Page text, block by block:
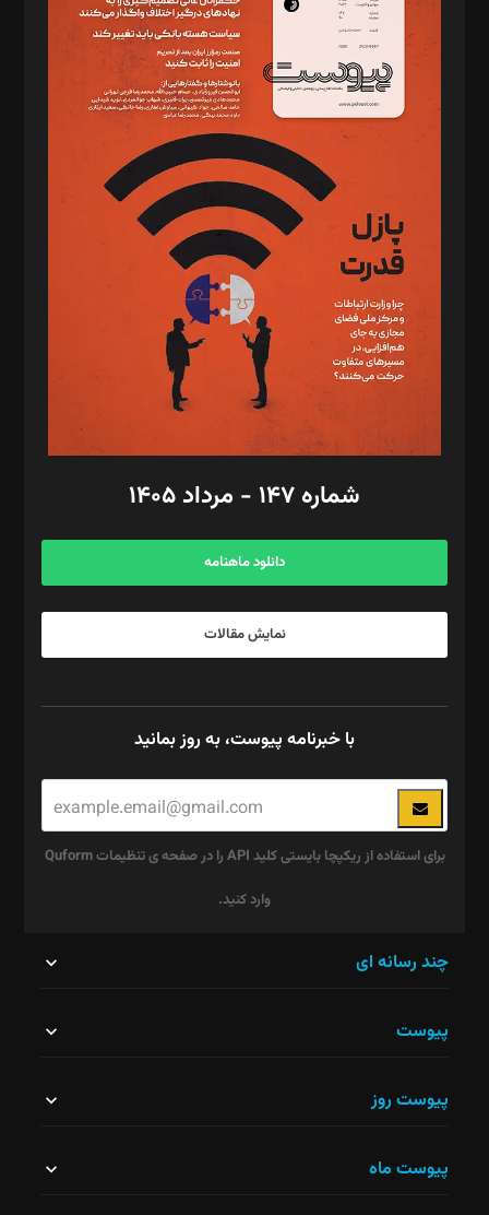
دبیر تحریریه: میثم قاسمی
د‌بیر ناداستان: سمانه سمیع
د‌بیر خدمت و تجارت: ابوالفضل رجبی
د‌بیر حقوق فناوری: حسام‌الدین ایپکچی
د‌بیر پیوست جهان: مینا پاکدل
د‌بیر تحریریه آنلاین: بابک نقاش
تحریریه‌: مجتبی محمود‌ی، آرش برهمند، یسنا امان‌پور، سروش کرمیان،
مصطفی مسجدی آرانی، ابوالفضل رجبی، زهرا فکرانه، فائزه فتحی
رستمی،مصطفی باستان
ویرایش: نگار استاد‌‌آقا
طراح یونیفرم: مجید توکلی
فیلمبرداری و عکاسی: امیر شفیعی، مانی لطفی زاده
گرافیک و صفحه‌آرایی: سید‌سبحان‌علی ثابت
مد‌یر توسعه تجاری: کامبیز برید‌
امور مالی: شاپور رهبری، محمد‌ کاظمی‌نیا
آگهی و مشترکین: ۰۹۱۹۹۹۹۰۴۵۴
شماره ۱۴۷ - مرداد ۱۴۰۵
دانلود ماهنامه
نمایش مقالات
با خبرنامه پیوست، به روز بمانید
برای استفاده از ریکپچا بایستی کلید API را در صفحه ی تنظیمات Quform
وارد کنید.
نباید
شود.
چند رسانه ای
پیوست
پیوست روز
پیوست ماه